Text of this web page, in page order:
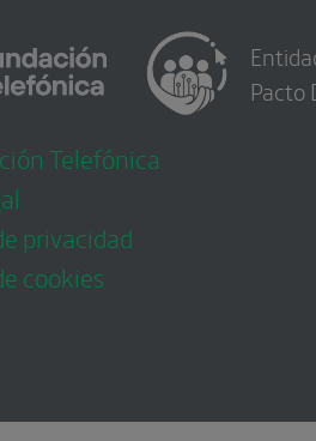
Telefónica
privacidad
cookies
Pacto